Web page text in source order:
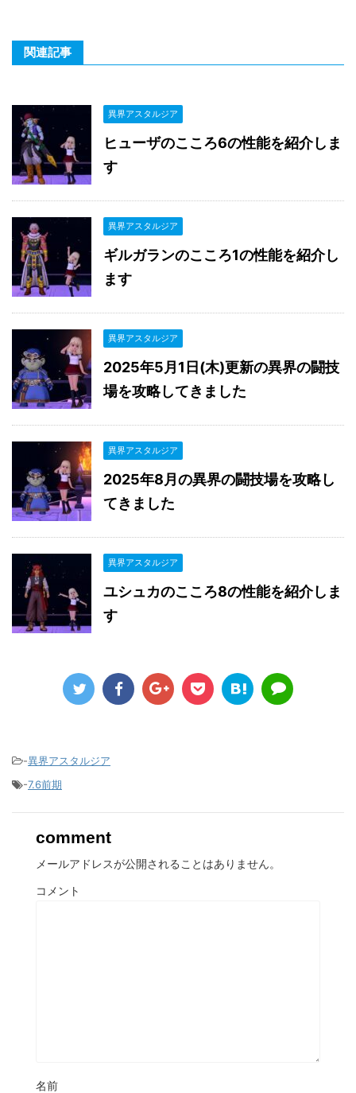
関連記事
異界アスタルジア
ヒューザのこころ6の性能を紹介しま
す
異界アスタルジア
ギルガランのこころ1の性能を紹介し
ます
異界アスタルジア
2025年5月1日(木)更新の異界の闘技
場を攻略してきました
異界アスタルジア
2025年8月の異界の闘技場を攻略し
てきました
異界アスタルジア
ユシュカのこころ8の性能を紹介しま
す
-異界アスタルジア
-7.6前期
comment
メールアドレスが公開されることはありません。
コメント
名前